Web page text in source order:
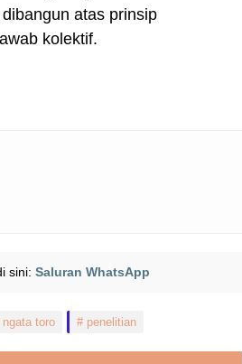
atas prinsip
kolektif.
sini: Saluran WhatsApp
ngata toro penelitian